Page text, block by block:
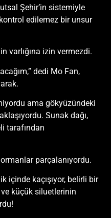
Şehir’in sistemiyle
edilemez bir unsur
varlığına izin vermezdi.
dedi Mo Fan,
ama gökyüzündeki
Sunak dağı,
tarafından
parçalanıyordu.
içinde kaçışıyor, belirli bir
küçük siluetlerinin